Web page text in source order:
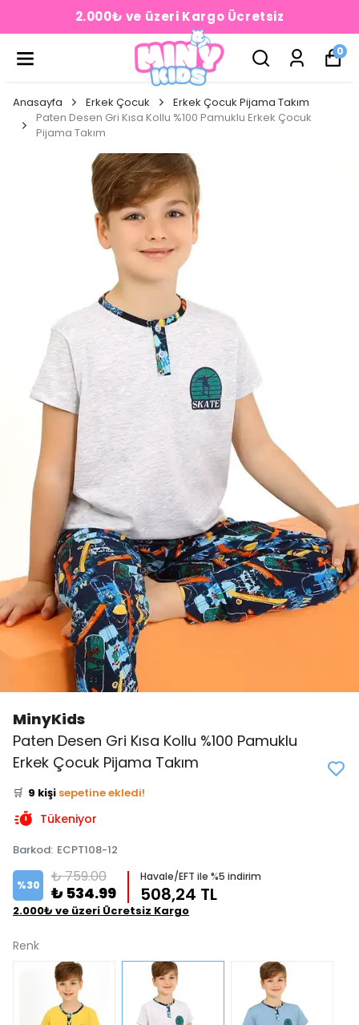
2.000₺ ve üzeri Kargo Ücretsiz
0
Anasayfa Erkek Çocuk
Erkek Çocuk Pijama Takım
Paten Desen Gri Kısa Kollu %100 Pamuklu Erkek Çocuk
Pijama Takım
MinyKids
Paten Desen Gri Kısa Kollu %100 Pamuklu
Erkek Çocuk Pijama Takım
👀 Şu an3 kişi
inceliyor!
Bu ürünü
favoriledi!
🛒 9 kişi sepetine ekledi!
✅ Bugün 8 adet
Tükeniyor
Barkod: ECPT108-12
%30 ₺ 759.00
₺ 534.99
Havale/EFT ile %5 indirim
508,24 TL
2.000₺ ve üzeri Ücretsiz Kargo
Renk